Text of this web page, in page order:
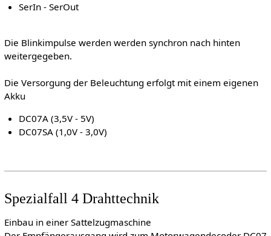
SerIn - SerOut
Die Blinkimpulse werden werden synchron nach hinten
weitergegeben.
Die Versorgung der Beleuchtung erfolgt mit einem eigenen
Akku
DC07A (3,5V - 5V)
DC07SA (1,0V - 3,0V)
Spezialfall 4 Drahttechnik
Einbau in einer Sattelzugmaschine